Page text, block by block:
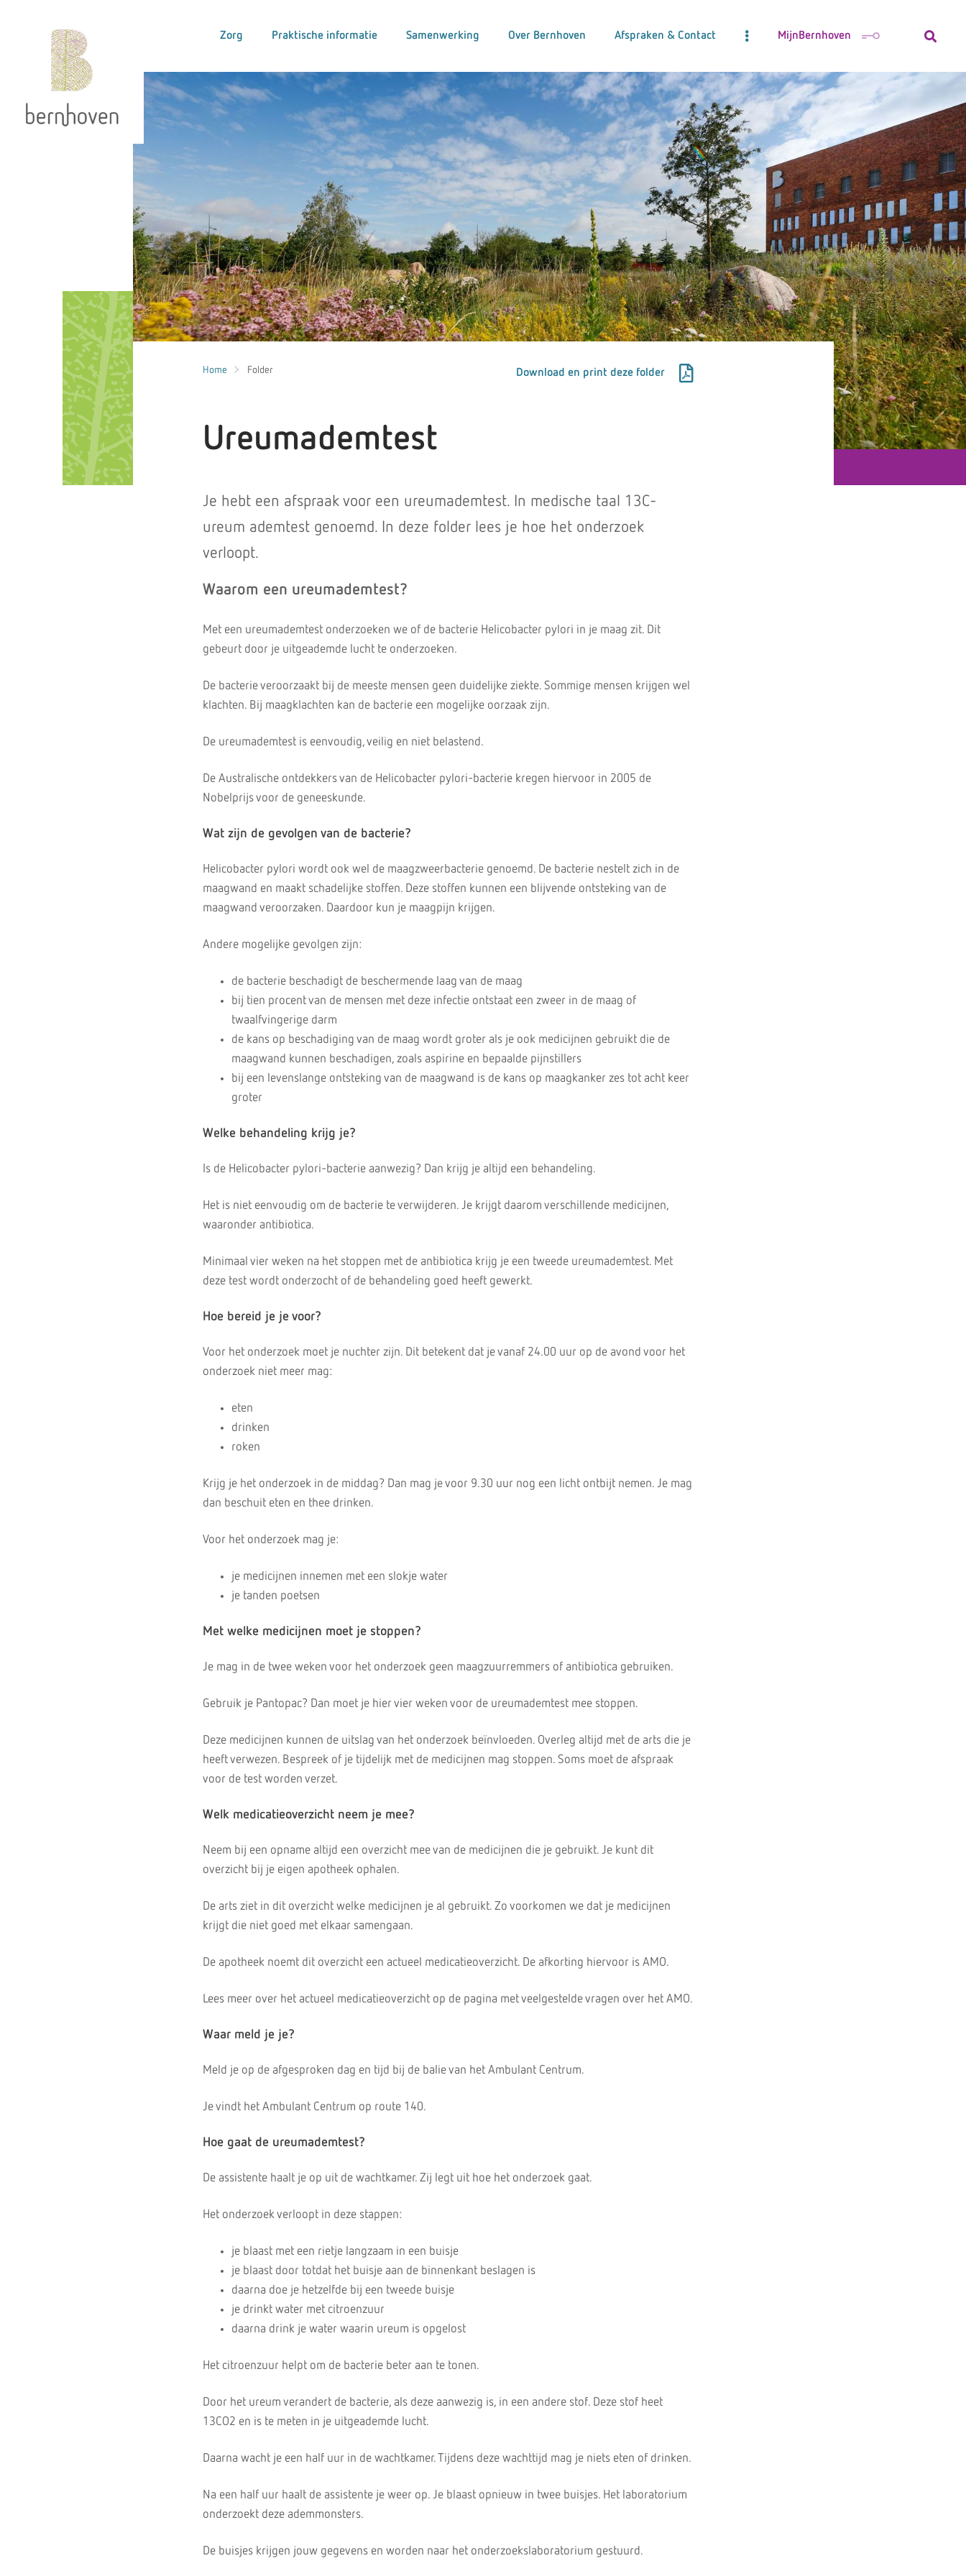
Zorg Praktische informatie Samenwerking Over Bernhoven Afspraken & Contact MijnBernhoven
Home Folder Download en print deze folder
Ureumademtest
Je hebt een afspraak voor een ureumademtest. In medische taal 13C-
ureum ademtest genoemd. In deze folder lees je hoe het onderzoek
verloopt.
Waarom een ureumademtest?
Met een ureumademtest onderzoeken we of de bacterie Helicobacter pylori in je maag zit. Dit
gebeurt door je uitgeademde lucht te onderzoeken.
De bacterie veroorzaakt bij de meeste mensen geen duidelijke ziekte. Sommige mensen krijgen wel
klachten. Bij maagklachten kan de bacterie een mogelijke oorzaak zijn.
De ureumademtest is eenvoudig, veilig en niet belastend.
De Australische ontdekkers van de Helicobacter pylori-bacterie kregen hiervoor in 2005 de
Nobelprijs voor de geneeskunde.
Wat zijn de gevolgen van de bacterie?
Helicobacter pylori wordt ook wel de maagzweerbacterie genoemd. De bacterie nestelt zich in de
maagwand en maakt schadelijke stoffen. Deze stoffen kunnen een blijvende ontsteking van de
maagwand veroorzaken. Daardoor kun je maagpijn krijgen.
Andere mogelijke gevolgen zijn:
de bacterie beschadigt de beschermende laag van de maag
bij tien procent van de mensen met deze infectie ontstaat een zweer in de maag of
twaalfvingerige darm
de kans op beschadiging van de maag wordt groter als je ook medicijnen gebruikt die de
maagwand kunnen beschadigen, zoals aspirine en bepaalde pijnstillers
bij een levenslange ontsteking van de maagwand is de kans op maagkanker zes tot acht keer
groter
Welke behandeling krijg je?
Is de Helicobacter pylori-bacterie aanwezig? Dan krijg je altijd een behandeling.
Het is niet eenvoudig om de bacterie te verwijderen. Je krijgt daarom verschillende medicijnen,
waaronder antibiotica.
Minimaal vier weken na het stoppen met de antibiotica krijg je een tweede ureumademtest. Met
deze test wordt onderzocht of de behandeling goed heeft gewerkt.
Hoe bereid je je voor?
Voor het onderzoek moet je nuchter zijn. Dit betekent dat je vanaf 24.00 uur op de avond voor het
onderzoek niet meer mag:
eten
drinken
roken
Krijg je het onderzoek in de middag? Dan mag je voor 9.30 uur nog een licht ontbijt nemen. Je mag
dan beschuit eten en thee drinken.
Voor het onderzoek mag je:
je medicijnen innemen met een slokje water
je tanden poetsen
Met welke medicijnen moet je stoppen?
Je mag in de twee weken voor het onderzoek geen maagzuurremmers of antibiotica gebruiken.
Gebruik je Pantopac? Dan moet je hier vier weken voor de ureumademtest mee stoppen.
Deze medicijnen kunnen de uitslag van het onderzoek beïnvloeden. Overleg altijd met de arts die je
heeft verwezen. Bespreek of je tijdelijk met de medicijnen mag stoppen. Soms moet de afspraak
voor de test worden verzet.
Welk medicatieoverzicht neem je mee?
Neem bij een opname altijd een overzicht mee van de medicijnen die je gebruikt. Je kunt dit
overzicht bij je eigen apotheek ophalen.
De arts ziet in dit overzicht welke medicijnen je al gebruikt. Zo voorkomen we dat je medicijnen
krijgt die niet goed met elkaar samengaan.
De apotheek noemt dit overzicht een actueel medicatieoverzicht. De afkorting hiervoor is AMO.
Lees meer over het actueel medicatieoverzicht op de pagina met veelgestelde vragen over het AMO.
Waar meld je je?
Meld je op de afgesproken dag en tijd bij de balie van het Ambulant Centrum.
Je vindt het Ambulant Centrum op route 140.
Hoe gaat de ureumademtest?
De assistente haalt je op uit de wachtkamer. Zij legt uit hoe het onderzoek gaat.
Het onderzoek verloopt in deze stappen:
je blaast met een rietje langzaam in een buisje
je blaast door totdat het buisje aan de binnenkant beslagen is
daarna doe je hetzelfde bij een tweede buisje
je drinkt water met citroenzuur
daarna drink je water waarin ureum is opgelost
Het citroenzuur helpt om de bacterie beter aan te tonen.
Door het ureum verandert de bacterie, als deze aanwezig is, in een andere stof. Deze stof heet
13CO2 en is te meten in je uitgeademde lucht.
Daarna wacht je een half uur in de wachtkamer. Tijdens deze wachttijd mag je niets eten of drinken.
Na een half uur haalt de assistente je weer op. Je blaast opnieuw in twee buisjes. Het laboratorium
onderzoekt deze ademmonsters.
De buisjes krijgen jouw gegevens en worden naar het onderzoekslaboratorium gestuurd.